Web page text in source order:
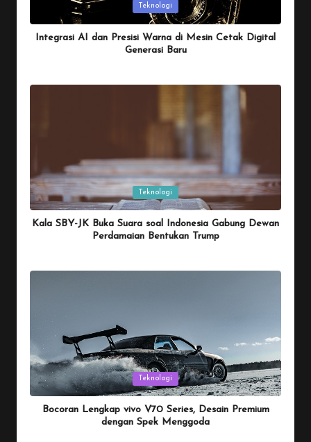
Teknologi
Integrasi AI dan Presisi Warna di Mesin Cetak Digital
Generasi Baru
in
Teknologi
Kala SBY-JK Buka Suara soal Indonesia Gabung Dewan
Perdamaian Bentukan Trump
Posted
Teknologi
Bocoran Lengkap vivo V70 Series, Desain Premium
dengan Spek Menggoda